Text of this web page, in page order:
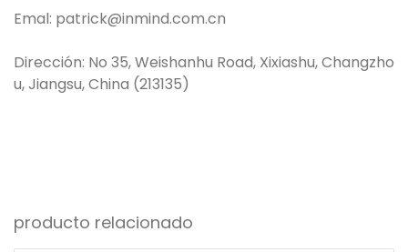
Emal: patrick@inmind.com.cn
Dirección: No 35, Weishanhu Road, Xixiashu, Changzho
u, Jiangsu, China (213135)
producto relacionado